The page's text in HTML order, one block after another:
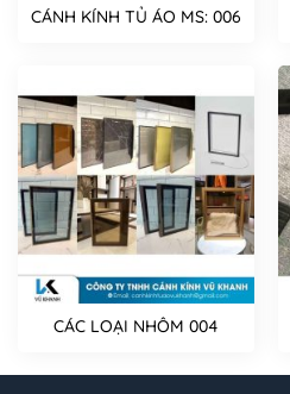
CÁNH KÍNH TỦ ÁO MS: 006
CÁC LOẠI NHÔM 004